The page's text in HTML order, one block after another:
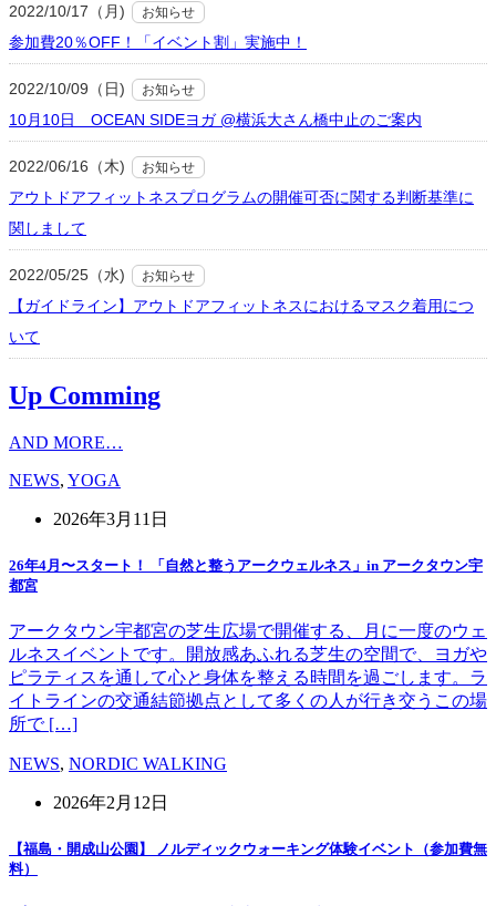
2022/10/17（月) お知らせ
参加費20％OFF！「イベント割」実施中！
2022/10/09（日) お知らせ
10月10日 OCEAN SIDEヨガ @横浜大さん橋中止のご案内
2022/06/16（木) お知らせ
アウトドアフィットネスプログラムの開催可否に関する判断基準に
関しまして
2022/05/25（水) お知らせ
【ガイドライン】アウトドアフィットネスにおけるマスク着用につ
いて
Up Comming
AND MORE…
NEWS, YOGA
2026年3月11日
26年4月〜スタート！ 「自然と整うアークウェルネス」in アークタウン宇
都宮
アークタウン宇都宮の芝生広場で開催する、月に一度のウェ
ルネスイベントです。開放感あふれる芝生の空間で、ヨガや
ピラティスを通して心と身体を整える時間を過ごします。ラ
イトラインの交通結節拠点として多くの人が行き交うこの場
所で […]
NEWS, NORDIC WALKING
2026年2月12日
【福島・開成山公園】 ノルディックウォーキング体験イベント（参加費無
料）